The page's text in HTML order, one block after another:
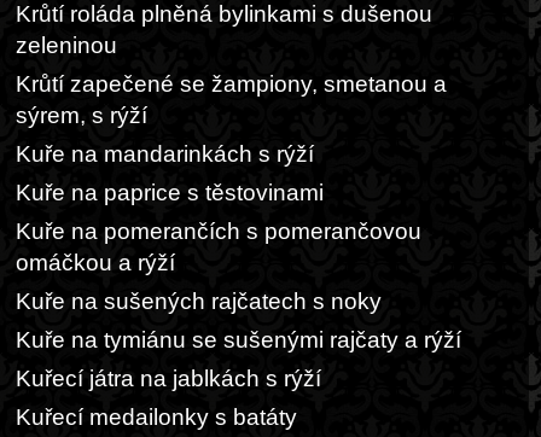
Krůtí roláda plněná bylinkami s dušenou
zeleninou
Krůtí zapečené se žampiony, smetanou a
sýrem, s rýží
Kuře na mandarinkách s rýží
Kuře na paprice s těstovinami
Kuře na pomerančích s pomerančovou
omáčkou a rýží
Kuře na sušených rajčatech s noky
Kuře na tymiánu se sušenými rajčaty a rýží
Kuřecí játra na jablkách s rýží
Kuřecí medailonky s batáty